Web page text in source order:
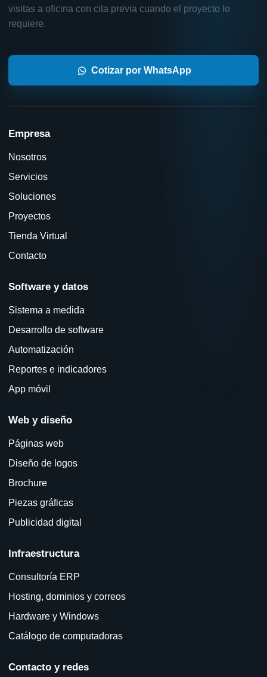
visitas a oficina con cita previa cuando el proyecto lo
requiere.
Cotizar por WhatsApp
Empresa
Nosotros
Servicios
Soluciones
Proyectos
Tienda Virtual
Contacto
Software y datos
Sistema a medida
Desarrollo de software
Automatización
Reportes e indicadores
App móvil
Web y diseño
Páginas web
Diseño de logos
Brochure
Piezas gráficas
Publicidad digital
Infraestructura
Consultoría ERP
Hosting, dominios y correos
Hardware y Windows
Catálogo de computadoras
Contacto y redes